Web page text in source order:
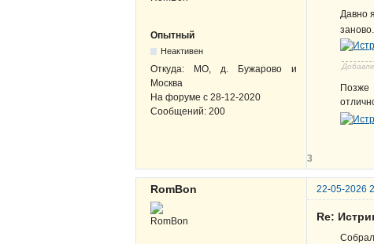
Опытный
Неактивен
Откуда: МО, д. Бужарово и
Москва
На форуме с 28-12-2020
Сообщений: 200
Давно
заново.
Позже
3
RomBon 22-05-2026
Re: